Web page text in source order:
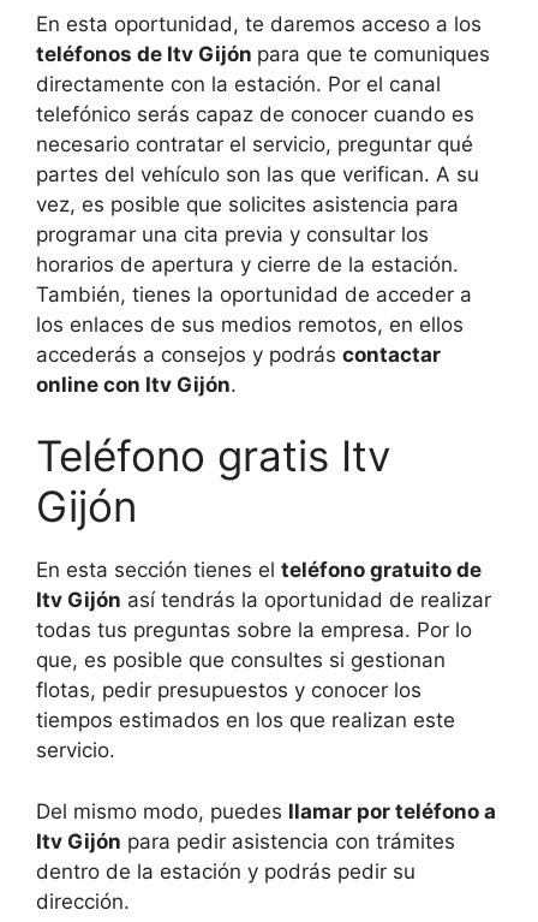
En esta oportunidad, te daremos acceso a los
teléfonos de Itv Gijón para que te comuniques
directamente con la estación. Por el canal
telefónico serás capaz de conocer cuando es
necesario contratar el servicio, preguntar qué
partes del vehículo son las que verifican. A su
vez, es posible que solicites asistencia para
programar una cita previa y consultar los
horarios de apertura y cierre de la estación.
También, tienes la oportunidad de acceder a
los enlaces de sus medios remotos, en ellos
accederás a consejos y podrás contactar
online con Itv Gijón.
Teléfono gratis Itv
Gijón
En esta sección tienes el teléfono gratuito de
Itv Gijón así tendrás la oportunidad de realizar
todas tus preguntas sobre la empresa. Por lo
que, es posible que consultes si gestionan
flotas, pedir presupuestos y conocer los
tiempos estimados en los que realizan este
servicio.
Del mismo modo, puedes llamar por teléfono a
Itv Gijón para pedir asistencia con trámites
dentro de la estación y podrás pedir su
dirección.